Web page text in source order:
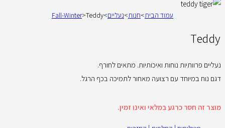
עמוד הבית>חנות>נעליים>
Fall-Winter>Teddy
Teddy
נעליים פרוותיות נוחות ואיכותיות. מתאים לחורף.
דגם נוח במיוחד עם רצועה מאחור לתמיכה בכף הרגל.
מוצר זה חסר כרגע במלאי ואינו זמין.